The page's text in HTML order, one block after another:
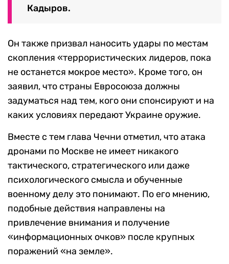
Кадыров.
Он также призвал наносить удары по местам
скопления «террористических лидеров, пока
не останется мокрое место». Кроме того, он
заявил, что страны Евросоюза должны
задуматься над тем, кого они спонсируют и на
каких условиях передают Украине оружие.
Вместе с тем глава Чечни отметил, что атака
дронами по Москве не имеет никакого
тактического, стратегического или даже
психологического смысла и обученные
военному делу это понимают. По его мнению,
подобные действия направлены на
привлечение внимания и получение
«информационных очков» после крупных
поражений «на земле».